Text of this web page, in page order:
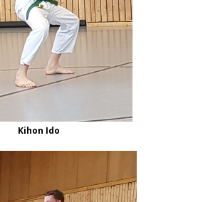
Kihon Ido